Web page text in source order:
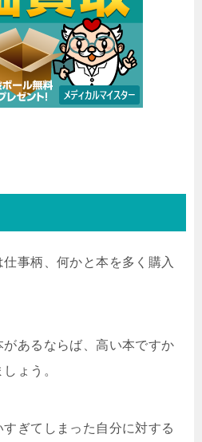
事柄、何かと本を多く購入
あるならば、高い本ですか
ょう。
ぎてしまった自分に対する